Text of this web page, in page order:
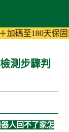
固!(活動詳情)小
測步驟判
人回不了家怎